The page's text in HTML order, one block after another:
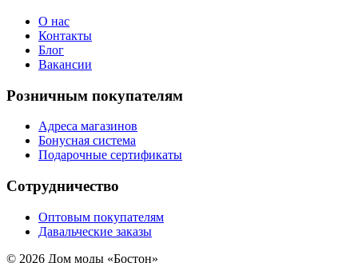
О нас
Контакты
Блог
Вакансии
Розничным покупателям
Адреса магазинов
Бонусная система
Подарочные сертификаты
Сотрудничество
Оптовым покупателям
Давальческие заказы
© 2026 Дом моды «Бостон»